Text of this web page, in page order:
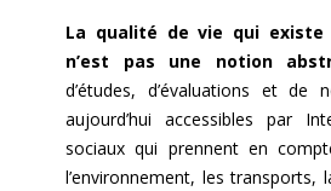
La qualité de vie qui existe
n’est pas une notion
d’études, d’évaluations et de
aujourd’hui accessibles par
sociaux qui prennent en
l’environnement, les transports,